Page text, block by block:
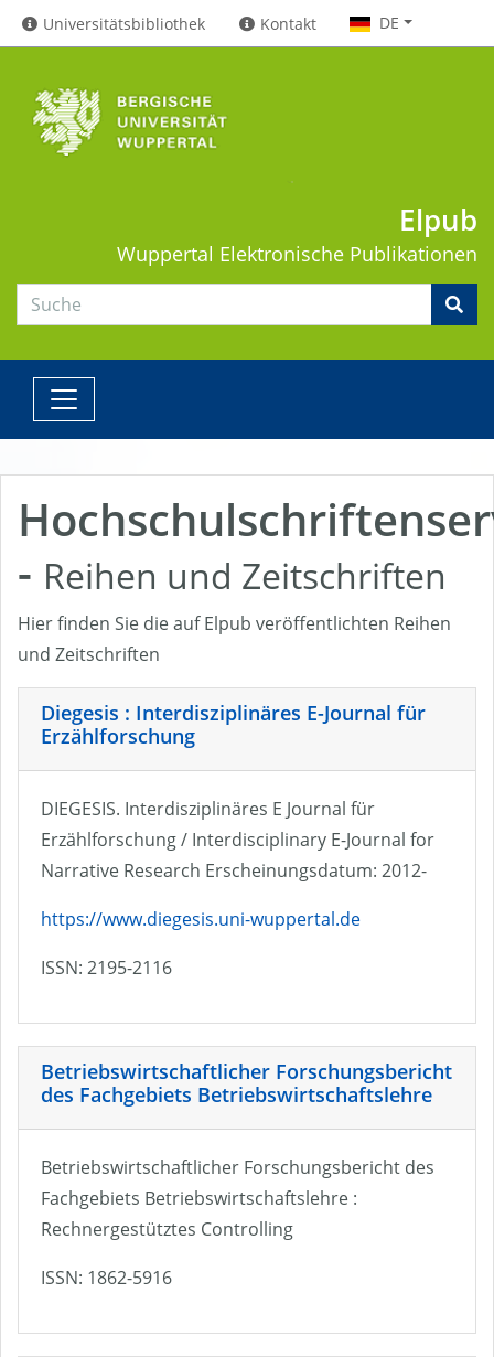
Universitätsbibliothek Kontakt DE
Elpub
Wuppertal Elektronische Publikationen
- Reihen und Zeitschriften
Hier finden Sie die auf Elpub veröffentlichten Reihen
und Zeitschriften
Diegesis : Interdisziplinäres E-Journal für
Erzählforschung
DIEGESIS. Interdisziplinäres E Journal für
Erzählforschung / Interdisciplinary E-Journal for
Narrative Research Erscheinungsdatum: 2012-
https://www.diegesis.uni-wuppertal.de
ISSN: 2195-2116
Betriebswirtschaftlicher Forschungsbericht
des Fachgebiets Betriebswirtschaftslehre
Betriebswirtschaftlicher Forschungsbericht des
Fachgebiets Betriebswirtschaftslehre :
Rechnergestütztes Controlling
ISSN: 1862-5916